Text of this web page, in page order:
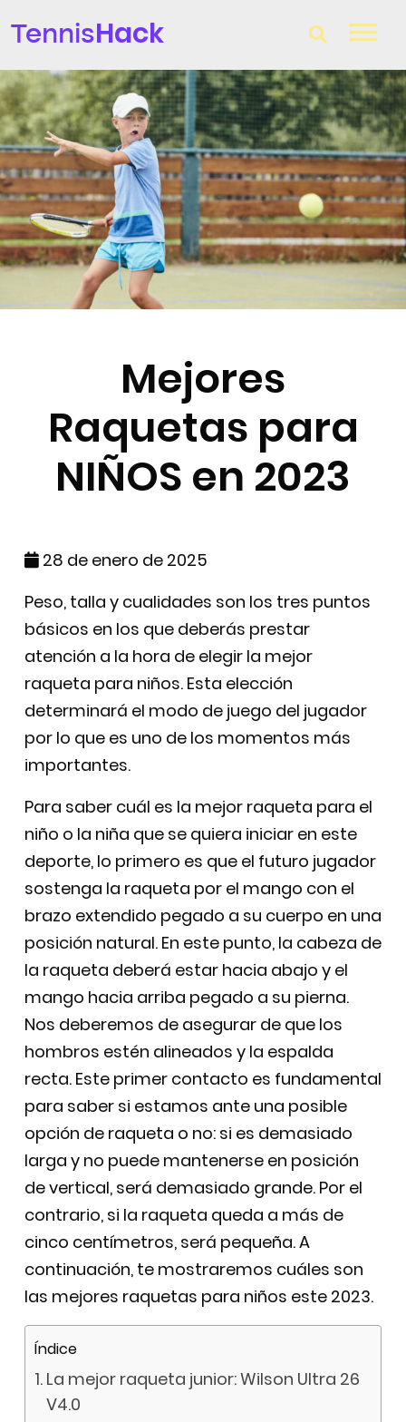
TennisHack
T-Finder
Raquetas de tenis
Zapatillas
Comparador
Consultorio
Blog
Mejores
Raquetas para
NIÑOS en 2023
28 de enero de 2025
Peso, talla y cualidades son los tres puntos
básicos en los que deberás prestar
atención a la hora de elegir la mejor
raqueta para niños. Esta elección
determinará el modo de juego del jugador
por lo que es uno de los momentos más
importantes.
Para saber cuál es la mejor raqueta para el
niño o la niña que se quiera iniciar en este
deporte, lo primero es que el futuro jugador
sostenga la raqueta por el mango con el
brazo extendido pegado a su cuerpo en una
posición natural. En este punto, la cabeza de
la raqueta deberá estar hacia abajo y el
mango hacia arriba pegado a su pierna.
Nos deberemos de asegurar de que los
hombros estén alineados y la espalda
recta. Este primer contacto es fundamental
para saber si estamos ante una posible
opción de raqueta o no: si es demasiado
larga y no puede mantenerse en posición
de vertical, será demasiado grande. Por el
contrario, si la raqueta queda a más de
cinco centímetros, será pequeña. A
continuación, te mostraremos cuáles son
las mejores raquetas para niños este 2023.
Índice
La mejor raqueta junior: Wilson Ultra 26
V4.0